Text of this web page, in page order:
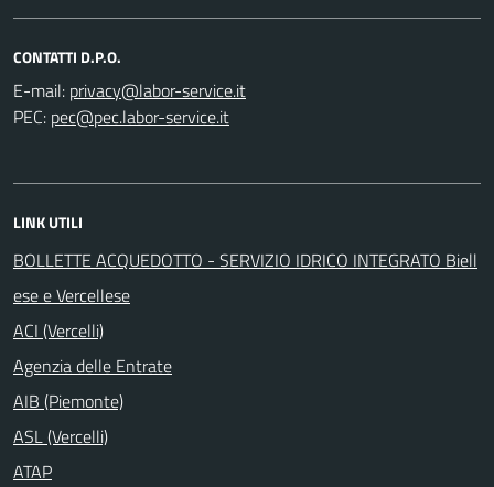
CONTATTI D.P.O.
E-mail:
PEC:
LINK UTILI
BOLLETTE ACQUEDOTTO - SERVIZIO IDRICO INTEGRATO Biell
ese e Vercellese
ACI (Vercelli)
Agenzia delle Entrate
AIB (Piemonte)
ASL (Vercelli)
ATAP